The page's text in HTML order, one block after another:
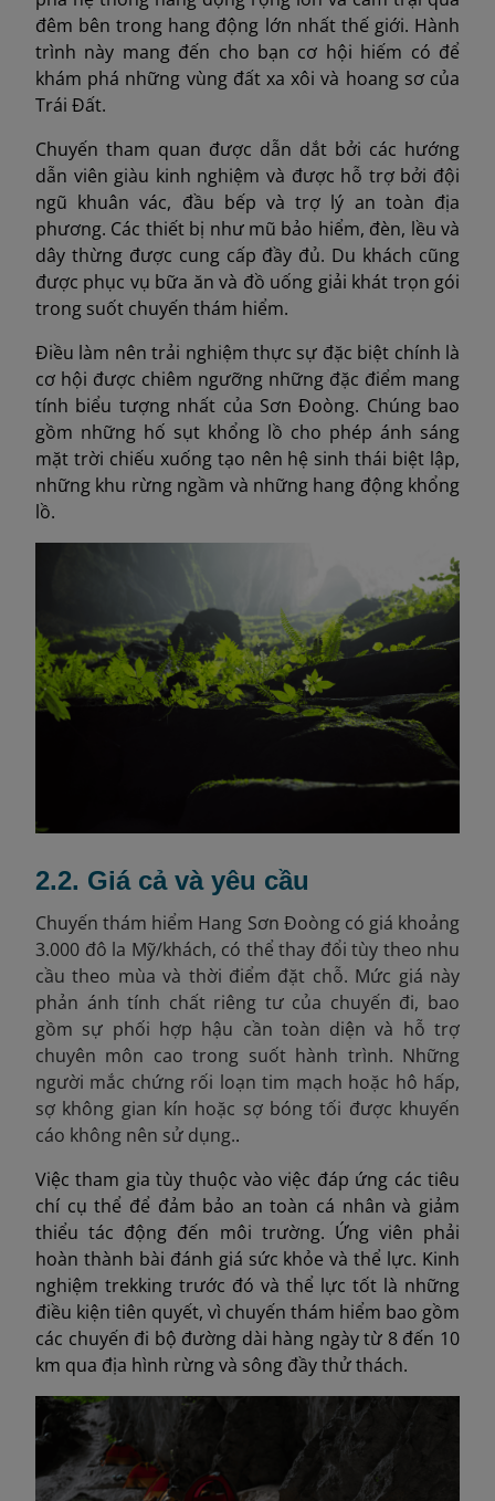
đêm bên trong hang động lớn nhất thế giới. Hành
trình này mang đến cho bạn cơ hội hiếm có để
khám phá những vùng đất xa xôi và hoang sơ của
Trái Đất.
Chuyến tham quan được dẫn dắt bởi các hướng
dẫn viên giàu kinh nghiệm và được hỗ trợ bởi đội
ngũ khuân vác, đầu bếp và trợ lý an toàn địa
phương. Các thiết bị như mũ bảo hiểm, đèn, lều và
dây thừng được cung cấp đầy đủ. Du khách cũng
được phục vụ bữa ăn và đồ uống giải khát trọn gói
trong suốt chuyến thám hiểm.
Điều làm nên trải nghiệm thực sự đặc biệt chính là
cơ hội được chiêm ngưỡng những đặc điểm mang
tính biểu tượng nhất của Sơn Đoòng. Chúng bao
gồm những hố sụt khổng lồ cho phép ánh sáng
mặt trời chiếu xuống tạo nên hệ sinh thái biệt lập,
những khu rừng ngầm và những hang động khổng
lồ.
2.2. Giá cả và yêu cầu
Chuyến thám hiểm Hang Sơn Đoòng có giá khoảng
3.000 đô la Mỹ/khách, có thể thay đổi tùy theo nhu
cầu theo mùa và thời điểm đặt chỗ. Mức giá này
phản ánh tính chất riêng tư của chuyến đi, bao
gồm sự phối hợp hậu cần toàn diện và hỗ trợ
chuyên môn cao trong suốt hành trình. Những
người mắc chứng rối loạn tim mạch hoặc hô hấp,
sợ không gian kín hoặc sợ bóng tối được khuyến
cáo không nên sử dụng..
Việc tham gia tùy thuộc vào việc đáp ứng các tiêu
chí cụ thể để đảm bảo an toàn cá nhân và giảm
thiểu tác động đến môi trường. Ứng viên phải
hoàn thành bài đánh giá sức khỏe và thể lực. Kinh
nghiệm trekking trước đó và thể lực tốt là những
điều kiện tiên quyết, vì chuyến thám hiểm bao gồm
các chuyến đi bộ đường dài hàng ngày từ 8 đến 10
km qua địa hình rừng và sông đầy thử thách.